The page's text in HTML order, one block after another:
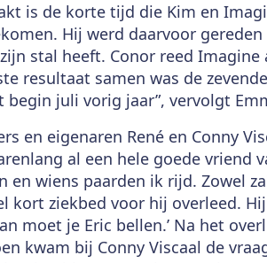
is de korte tijd die Kim en
Hij werd daarvoor
stal heeft. Conor reed
resultaat samen was de
begin juli vorig jaar”, vervolgt
en eigenaren René en Conny
al een hele goede vriend
wiens paarden ik rijd. Zowel
kort ziekbed voor hij overleed.
moet je Eric bellen.’ Na het
kwam bij Conny Viscaal de